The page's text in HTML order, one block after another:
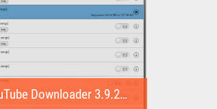
MediaHuman YouTube Downloader 3.9.22 (1007) (Repack & Portable)